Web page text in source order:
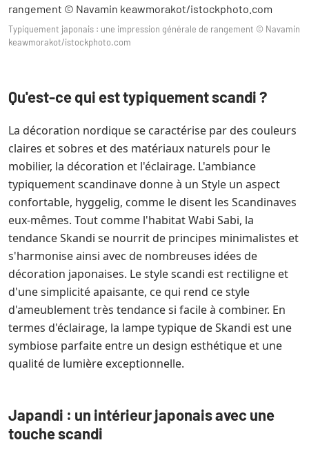
Typiquement japonais : une impression générale de rangement © Navamin
keawmorakot/istockphoto.com
Qu'est-ce qui est typiquement scandi ?
La décoration nordique se caractérise par des couleurs
claires et sobres et des matériaux naturels pour le
mobilier, la décoration et l'éclairage. L'ambiance
typiquement scandinave donne à un Style un aspect
confortable, hyggelig, comme le disent les Scandinaves
eux-mêmes. Tout comme l'habitat Wabi Sabi, la
tendance Skandi se nourrit de principes minimalistes et
s'harmonise ainsi avec de nombreuses idées de
décoration japonaises. Le style scandi est rectiligne et
d'une simplicité apaisante, ce qui rend ce style
d'ameublement très tendance si facile à combiner. En
termes d'éclairage, la lampe typique de Skandi est une
symbiose parfaite entre un design esthétique et une
qualité de lumière exceptionnelle.
Japandi : un intérieur japonais avec une
touche scandi